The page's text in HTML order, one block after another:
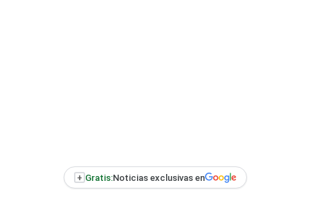
+ Gratis:Noticias exclusivas en